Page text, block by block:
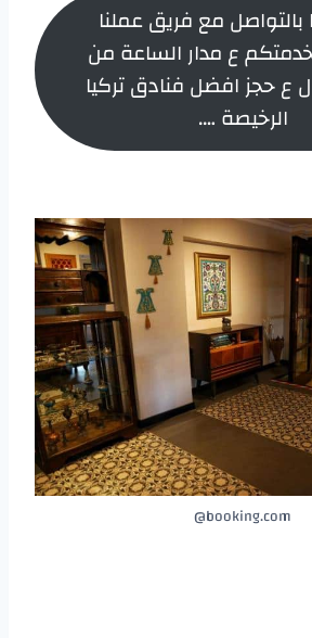
بالتواصل مع فريق عملنا
ع مدار الساعة من
ع حجز افضل فنادق تركيا
الرخيصة ….
booking.com@